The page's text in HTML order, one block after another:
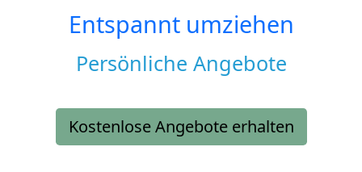
Entspannt umziehen
Persönliche Angebote
Kostenlose Angebote erhalten